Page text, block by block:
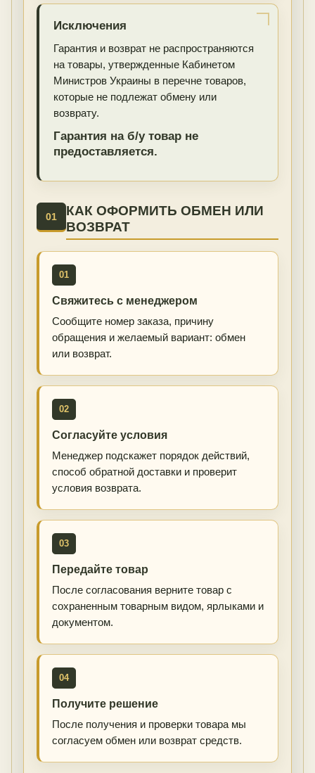
Исключения
Гарантия и возврат не распространяются
на товары, утвержденные Кабинетом
Министров Украины в перечне товаров,
которые не подлежат обмену или
возврату.
Гарантия на б/у товар не
предоставляется.
01
КАК ОФОРМИТЬ ОБМЕН ИЛИ
ВОЗВРАТ
01
Свяжитесь с менеджером
Сообщите номер заказа, причину
обращения и желаемый вариант: обмен
или возврат.
02
Согласуйте условия
Менеджер подскажет порядок действий,
способ обратной доставки и проверит
условия возврата.
03
Передайте товар
После согласования верните товар с
сохраненным товарным видом, ярлыками и
документом.
04
Получите решение
После получения и проверки товара мы
согласуем обмен или возврат средств.